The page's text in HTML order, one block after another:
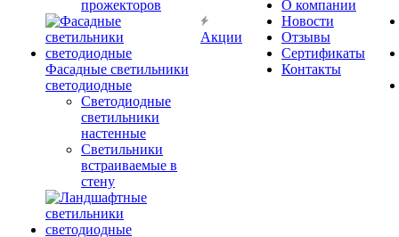
прожекторов
Фасадные светильники
светодиодные
Светодиодные
светильники
настенные
Светильники
встраиваемые в
стену
Акции
О компании
Новости
Отзывы
Сертификаты
Контакты